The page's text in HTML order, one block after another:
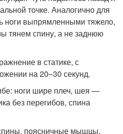
точке. Аналогично для
ноги выпрямленными тяжело,
тянем спину, а не заднюю
в статике, с
на 20–30 секунд.
ноги шире плеч, шея —
без перегибов, спина
поясничные мышцы.